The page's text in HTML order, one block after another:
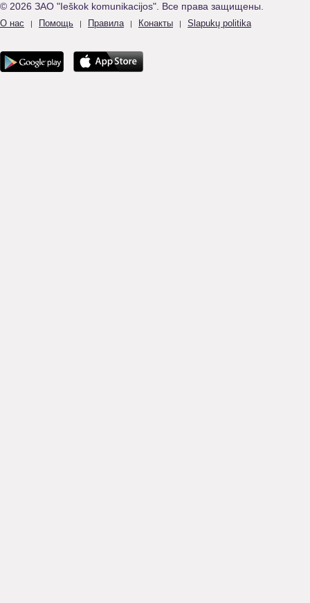
© 2026 ЗАО "Ieškok komunikacijos". Все права защищены.
О нас | Помощь | Правила | Конакты | Slapukų politika